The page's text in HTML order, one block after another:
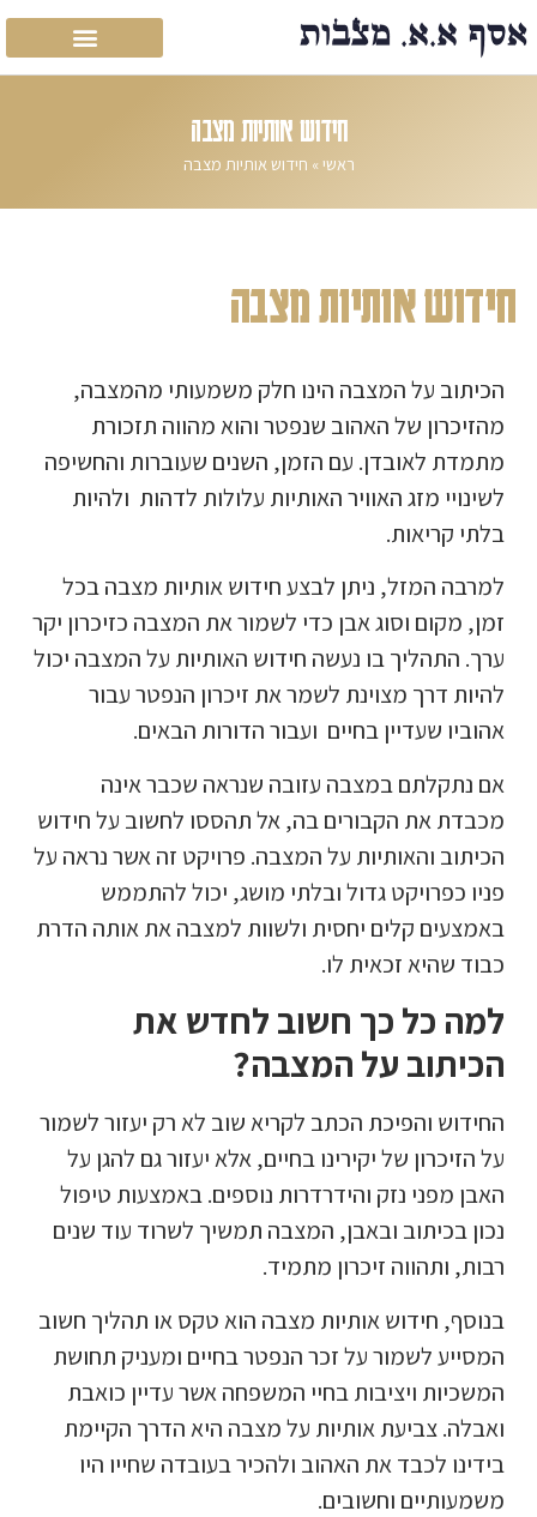
חידוש אותיות מצבה
ראשי» חידוש אותיות מצבה
חידוש אותיות מצבה
הכיתוב על המצבה הינו חלק משמעותי מהמצבה,
מהזיכרון של האהוב שנפטר והוא מהווה תזכורת
מתמדת לאובדן. עם הזמן, השנים שעוברות והחשיפה
לשינויי מזג האוויר האותיות עלולות לדהות ולהיות
בלתי קריאות.
למרבה המזל, ניתן לבצע חידוש אותיות מצבה בכל
זמן, מקום וסוג אבן כדי לשמור את המצבה כזיכרון יקר
ערך. התהליך בו נעשה חידוש האותיות על המצבה יכול
להיות דרך מצוינת לשמר את זיכרון הנפטר עבור
אהוביו שעדיין בחיים ועבור הדורות הבאים.
אם נתקלתם במצבה עזובה שנראה שכבר אינה
מכבדת את הקבורים בה, אל תהססו לחשוב על חידוש
הכיתוב והאותיות על המצבה. פרויקט זה אשר נראה על
פניו כפרויקט גדול ובלתי מושג, יכול להתממש
באמצעים קלים יחסית ולשוות למצבה את אותה הדרת
כבוד שהיא זכאית לו.
למה כל כך חשוב לחדש את
הכיתוב על המצבה?
החידוש והפיכת הכתב לקריא שוב לא רק יעזור לשמור
על הזיכרון של יקירינו בחיים, אלא יעזור גם להגן על
האבן מפני נזק והידרדרות נוספים. באמצעות טיפול
נכון בכיתוב ובאבן, המצבה תמשיך לשרוד עוד שנים
רבות, ותהווה זיכרון מתמיד.
בנוסף, חידוש אותיות מצבה הוא טקס או תהליך חשוב
המסייע לשמור על זכר הנפטר בחיים ומעניק תחושת
המשכיות ויציבות בחיי המשפחה אשר עדיין כואבת
ואבלה. צביעת אותיות על מצבה היא הדרך הקיימת
בידינו לכבד את האהוב ולהכיר בעובדה שחייו היו
משמעותיים וחשובים.